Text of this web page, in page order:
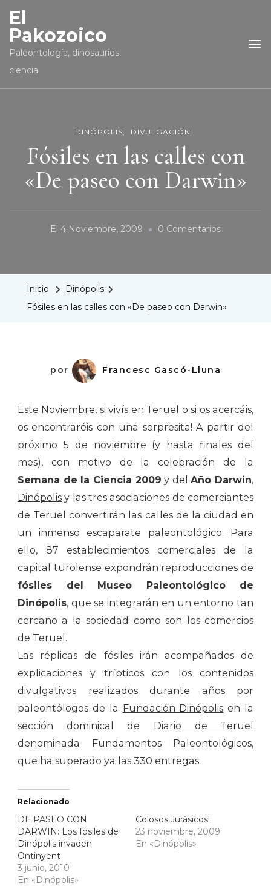
El
Pakozoico
Paleontología, dinosaurios,
ciencia
DINÓPOLIS DIVULGACIÓN
Fósiles en las calles con
«De paseo con Darwin»
El 4 Noviembre, 2009 0 ComentariosEn
Inicio
Dinópolis
Fósiles en las calles con «De paseo con Darwin»
por Francesc Gascó-Lluna
Este Noviembre, si vivís en Teruel o si os acercáis,
os encontraréis con una sorpresita! A partir del
próximo 5 de noviembre (y hasta finales del
mes), con motivo de la celebración de la
Semana de la Ciencia 2009 y delAño Darwin,
Dinópolis y las tres asociaciones de comerciantes
de Teruel convertirán las calles de la ciudad en
un inmenso escaparate paleontológico. Para
ello, 87 establecimientos comerciales de la
capital turolense expondrán reproducciones de
fósiles del Museo Paleontológico de
Dinópolis, que se integrarán en un entorno tan
cercano a la sociedad como son los comercios
de Teruel.
Las réplicas de fósiles irán acompañados de
explicaciones y trípticos con los contenidos
divulgativos realizados durante años por
paleontólogos de la Fundación Dinópolis en la
sección dominical de Diario de Teruel
denominada Fundamentos Paleontológicos,
que ha superado ya las 330 entregas.
Relacionado
DE PASEO CON
DARWIN: Los fósiles de
Dinópolis invaden
Ontinyent
3 junio, 2010
En «Dinópolis»
Colosos Jurásicos!
23 noviembre, 2009
En «Dinópolis»